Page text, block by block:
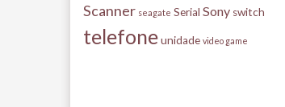
Scanner seagate Serial Sony switch
telefoneunidade video game